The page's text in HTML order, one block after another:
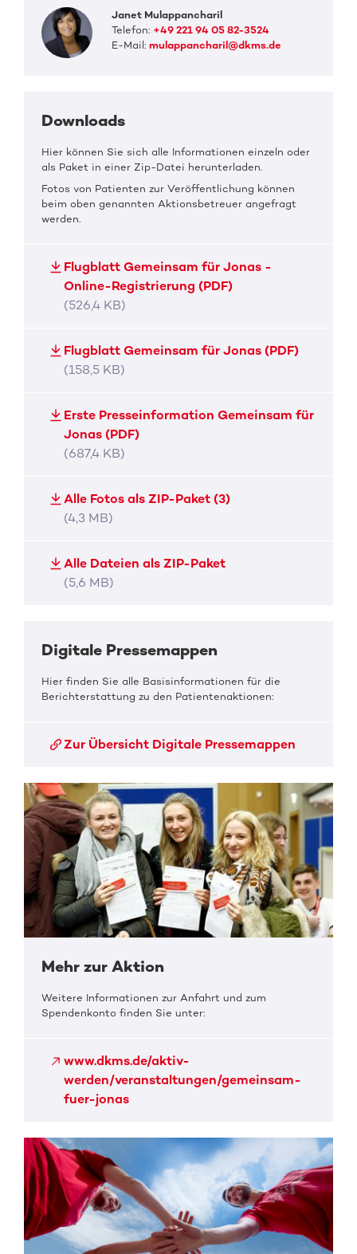
Janet Mulappancharil
Telefon: +49 221 94 05 82-3524
E-Mail:mulappancharil@dkms.de
Downloads
Hier können Sie sich alle Informationen einzeln oder
als Paket in einer Zip-Datei herunterladen.
Fotos von Patienten zur Veröffentlichung können
beim oben genannten Aktionsbetreuer angefragt
werden.
Flugblatt Gemeinsam für Jonas -
Online-Registrierung (PDF)
(526,4 KB)
Flugblatt Gemeinsam für Jonas (PDF)
(158,5 KB)
Erste Presseinformation Gemeinsam für
Jonas (PDF)
(687,4 KB)
Alle Fotos als ZIP-Paket (3)
(4,3 MB)
Alle Dateien als ZIP-Paket
(5,6 MB)
Digitale Pressemappen
Hier finden Sie alle Basisinformationen für die
Berichterstattung zu den Patientenaktionen:
Zur Übersicht Digitale Pressemappen
Mehr zur Aktion
Weitere Informationen zur Anfahrt und zum
Spendenkonto finden Sie unter:
www.dkms.de/aktiv-
werden/veranstaltungen/gemeinsam-
fuer-jonas